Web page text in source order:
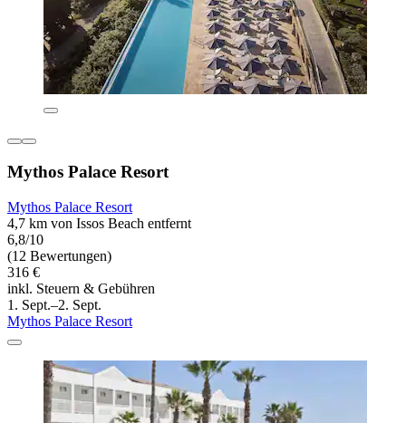
Mythos Palace Resort
Mythos Palace Resort
4,7 km von Issos Beach entfernt
6,8/10
(12 Bewertungen)
316 €
inkl. Steuern & Gebühren
1. Sept.–2. Sept.
Mythos Palace Resort